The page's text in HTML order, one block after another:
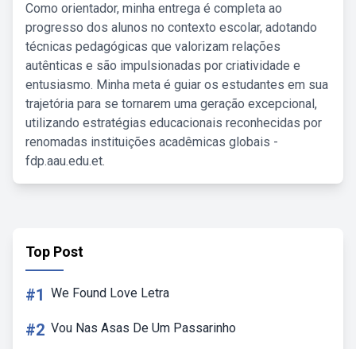
Como orientador, minha entrega é completa ao
progresso dos alunos no contexto escolar, adotando
técnicas pedagógicas que valorizam relações
autênticas e são impulsionadas por criatividade e
entusiasmo. Minha meta é guiar os estudantes em sua
trajetória para se tornarem uma geração excepcional,
utilizando estratégias educacionais reconhecidas por
renomadas instituições acadêmicas globais -
fdp.aau.edu.et.
Top Post
#1 We Found Love Letra
#2 Vou Nas Asas De Um Passarinho